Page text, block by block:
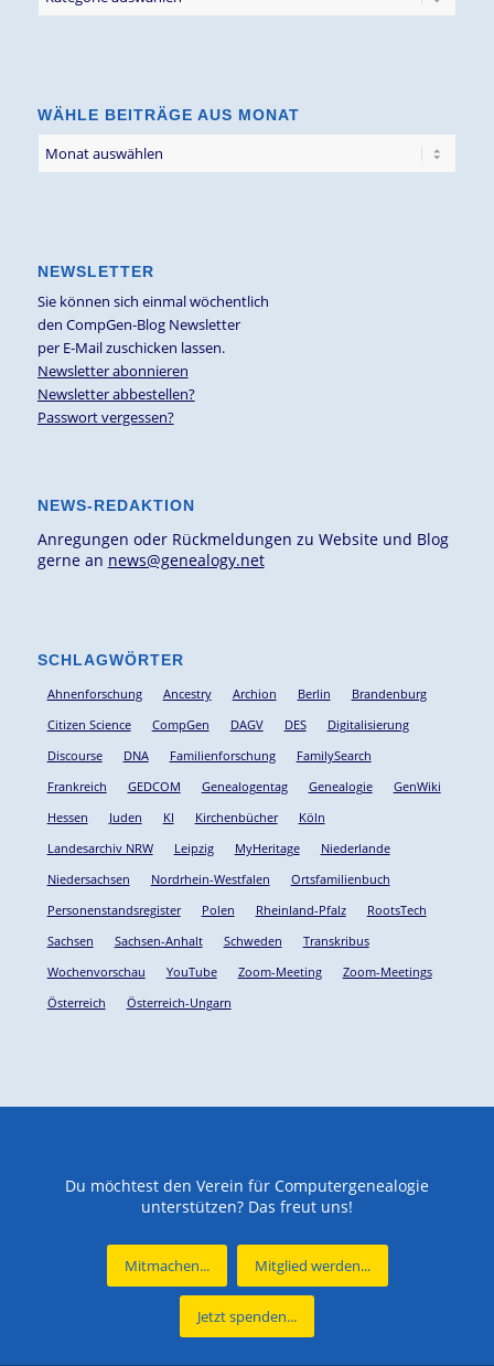
Blogbeiträge
WÄHLE BEITRÄGE AUS MONAT
NEWSLETTER
Sie können sich einmal wöchentlich
den CompGen-Blog Newsletter
per E-Mail zuschicken lassen.
Newsletter abonnieren
Newsletter abbestellen?
Passwort vergessen?
NEWS-REDAKTION
Anregungen oder Rückmeldungen zu Website und Blog
gerne an news@genealogy.net
SCHLAGWÖRTER
Ahnenforschung Ancestry Archion Berlin
Brandenburg
Citizen Science
CompGen DAGV DES
Digitalisierung
Discourse
DNA Familienforschung
FamilySearch
Frankreich
GEDCOM Genealogentag Genealogie
GenWiki
Hessen
Juden KI Kirchenbücher
Köln
Landesarchiv NRW
Leipzig MyHeritage
Niederlande
Niedersachsen
Nordrhein-Westfalen
Ortsfamilienbuch
Personenstandsregister
Polen Rheinland-Pfalz
RootsTech
Sachsen
Sachsen-Anhalt Schweden
Transkribus
Wochenvorschau
YouTube Zoom-Meeting
Zoom-Meetings
Österreich
Österreich-Ungarn
Du möchtest den Verein für Computergenealogie
unterstützen? Das freut uns!
Mitmachen... Mitglied werden...
Jetzt spenden...